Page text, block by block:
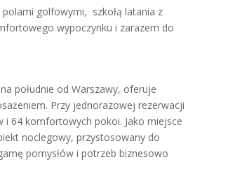
golfowymi, szkołą latania z
wypoczynku i zarazem do
południe od Warszawy, oferuje
Przy jednorazowej rezerwacji
i 64 komfortowych pokoi. Jako miejsce
noclegowy, przystosowany do
pomysłów i potrzeb biznesowo